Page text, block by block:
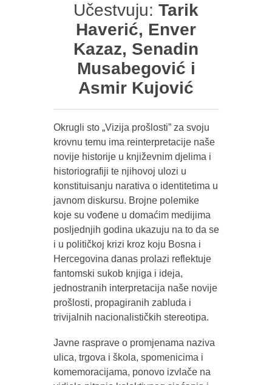
Učestvuju: Tarik
Haverić, Enver
Kazaz, Senadin
Musabegović i
Asmir Kujović
Okrugli sto „Vizija prošlosti” za svoju
krovnu temu ima reinterpretacije naše
novije historije u književnim djelima i
historiografiji te njihovoj ulozi u
konstituisanju narativa o identitetima u
javnom diskursu. Brojne polemike
koje su vođene u domaćim medijima
posljednjih godina ukazuju na to da se
i u političkoj krizi kroz koju Bosna i
Hercegovina danas prolazi reflektuje
fantomski sukob knjiga i ideja,
jednostranih interpretacija naše novije
prošlosti, propagiranih zabluda i
trivijalnih nacionalističkih stereotipa.
Javne rasprave o promjenama naziva
ulica, trgova i škola, spomenicima i
komemoracijama, ponovo izvlače na